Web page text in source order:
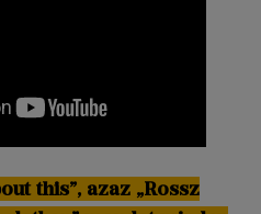
this”, azaz „Rossz